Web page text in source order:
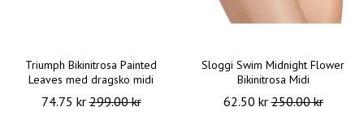
Triumph Bikinitrosa Painted
Leaves med dragsko midi
74.75 kr299.00 kr
Sloggi Swim Midnight Flower
Bikinitrosa Midi
62.50 kr250.00 kr